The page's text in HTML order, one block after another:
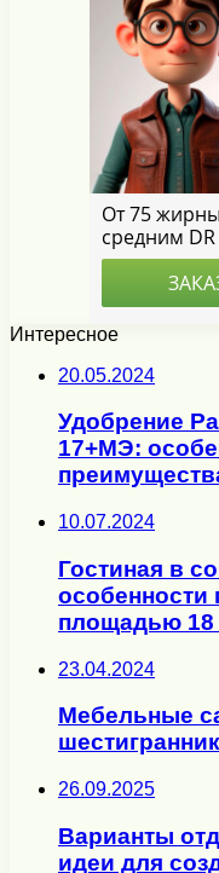
Интересное
20.05.2024
Удобрение
17+МЭ:
10.07.2024
Гостиная в
особенности
площадью 18
23.04.2024
Мебельные
26.09.2025
Варианты
идеи для